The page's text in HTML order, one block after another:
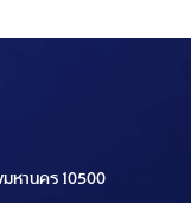
หานคร 10500